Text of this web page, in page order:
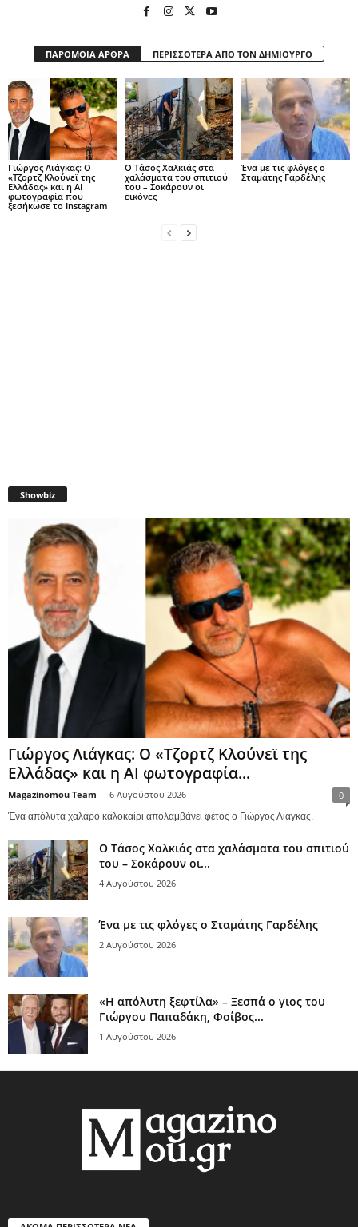
ΠΑΡΟΜΟΙΑ ΑΡΘΡΑ ΠΕΡΙΣΣΟΤΕΡΑ ΑΠΟ ΤΟΝ ΔΗΜΙΟΥΡΓΟ
Γιώργος Λιάγκας: Ο
«Τζορτζ Κλούνεϊ της
Ελλάδας» και η AI
φωτογραφία που
ξεσήκωσε το Instagram
Ο Τάσος Χαλκιάς στα
χαλάσματα του σπιτιού
του – Σοκάρουν οι
εικόνες
Ένα με τις φλόγες ο
Σταμάτης Γαρδέλης
Showbiz
Γιώργος Λιάγκας: Ο «Τζορτζ Κλούνεϊ της
Ελλάδας» και η AI φωτογραφία...
Magazinomou Team - 6 Αυγούστου 2026 0
Ένα απόλυτα χαλαρό καλοκαίρι απολαμβάνει φέτος ο Γιώργος Λιάγκας.
Ο Τάσος Χαλκιάς στα χαλάσματα του σπιτιού
του – Σοκάρουν οι...
4 Αυγούστου 2026
Ένα με τις φλόγες ο Σταμάτης Γαρδέλης
2 Αυγούστου 2026
«Η απόλυτη ξεφτίλα» – Ξεσπά ο γιος του
Γιώργου Παπαδάκη, Φοίβος...
1 Αυγούστου 2026